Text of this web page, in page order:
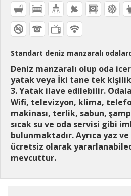
Standart deniz manzaralı
Deniz manzaralı olup oda
yatak veya İki tane tek
3. Yatak ilave edilebilir.
Wifi, televizyon, klima,
makinası, terlik, sabun,
sıcak su ve oda servisi gibi
bulunmaktadır. Ayrıca yaz ve
ücretsiz olarak
mevcuttur.